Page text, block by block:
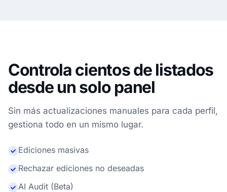
Controla cientos de listados
desde un solo panel
Sin más actualizaciones manuales para cada perfil,
gestiona todo en un mismo lugar.
Ediciones masivas
Rechazar ediciones no deseadas
AI Audit (Beta)